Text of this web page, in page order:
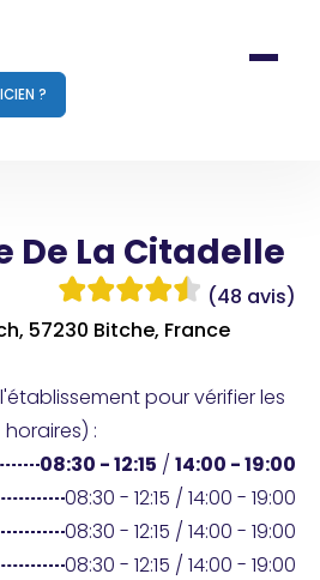
?
Connexion
Praticien ?
?
De La Citadelle
(48 avis)
57230 Bitche, France
pour vérifier les
horaires) :
08:30 - 12:15 / 14:00 - 19:00
08:30 - 12:15 / 14:00 - 19:00
08:30 - 12:15 / 14:00 - 19:00
08:30 - 12:15 / 14:00 - 19:00